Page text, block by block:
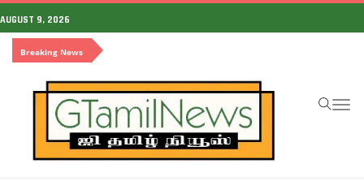
AUGUST 9, 2026
Breaking News